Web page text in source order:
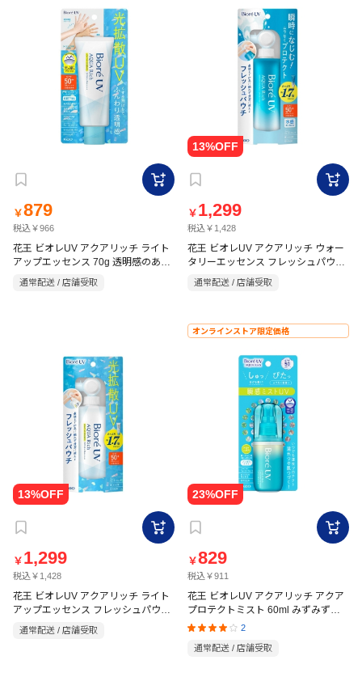
￥879
税込￥966
花王 ビオレUV アクアリッチ ライト
アップエッセンス 70g 透明感のある
ホワイトフローラルの香り
通常配送 / 店舗受取
￥ 1,299
税込￥1,428
花王 ビオレUV アクアリッチ ウォー
タリーエッセンス フレッシュパウチ
120g ホワイトミュゲの優しい香り
通常配送 / 店舗受取
￥ 1,299
税込￥1,428
花王 ビオレUV アクアリッチ ライト
アップエッセンス フレッシュパウチ
120g 透明感のあるホワイトフローラ
ルの香り
通常配送 / 店舗受取
オンラインストア限定価格
￥829
税込￥911
花王 ビオレUV アクアリッチ アクア
プロテクトミスト 60ml みずみずし
いフレッシュシトラスの香り
2
通常配送 / 店舗受取